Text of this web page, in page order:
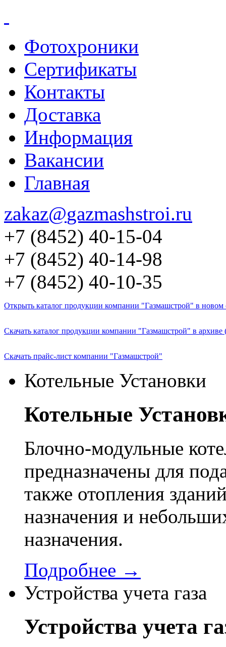
Фотохроники
Сертификаты
Контакты
Доставка
Информация
Вакансии
Главная
zakaz@gazmashstroi.ru
+7 (8452) 40-15-04
+7 (8452) 40-14-98
+7 (8452) 40-10-35
Открыть каталог продукции компании "Газмашстрой" в
Скачать каталог продукции компании "Газмашстрой" в архиве
Скачать прайс-лист компании "Газмашстрой"
Котельные Установки
Котельные
Блочно-модульные
предназначены для
также отопления
назначения и
назначения.
Подробнее →
Устройства учета газа
Устройства учета